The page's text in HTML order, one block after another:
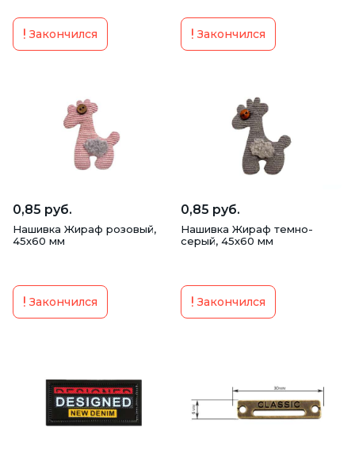
Закончился Закончился
0,85 руб.
Нашивка Жираф розовый,
45х60 мм
Закончился
0,85 руб.
Нашивка Жираф темно-
серый, 45х60 мм
Закончился